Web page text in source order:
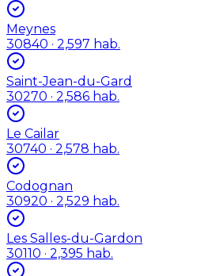
Meynes
30840 · 2,597 hab.
Saint-Jean-du-Gard
30270 · 2,586 hab.
Le Cailar
30740 · 2,578 hab.
Codognan
30920 · 2,529 hab.
Les Salles-du-Gardon
30110 · 2,395 hab.